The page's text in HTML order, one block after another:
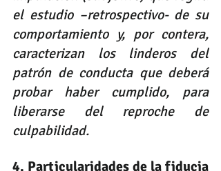
el estudio –retrospectivo- de su
comportamiento y, por contera,
caracterizan los linderos del
patrón de conducta que deberá
probar haber cumplido, para
liberarse del reproche de
culpabilidad.
4. Particularidades de la fiducia